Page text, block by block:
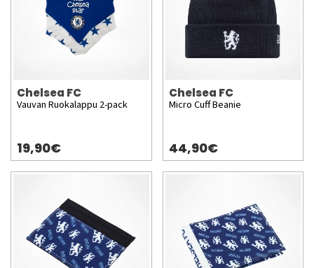
Chelsea FC
Vauvan Ruokalappu 2-pack
19,90€
Chelsea FC
Micro Cuff Beanie
44,90€